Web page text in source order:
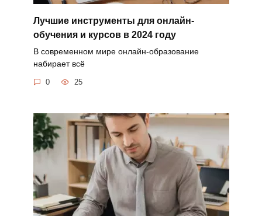
Лучшие инструменты для онлайн-
обучения и курсов в 2024 году
В современном мире онлайн-образование
набирает всё
0 25